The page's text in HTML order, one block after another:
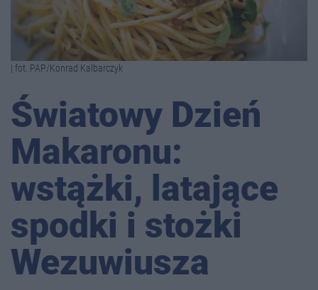
| fot. PAP/Konrad Kalbarczyk
Światowy Dzień
Makaronu:
wstążki, latające
spodki i stożki
Wezuwiusza